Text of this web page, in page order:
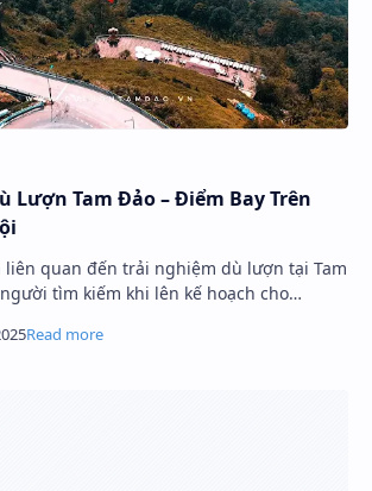
Lượn Tam Đảo – Điểm Bay Trên
liên quan đến trải nghiệm dù lượn tại Tam
tìm kiếm khi lên kế hoạch cho